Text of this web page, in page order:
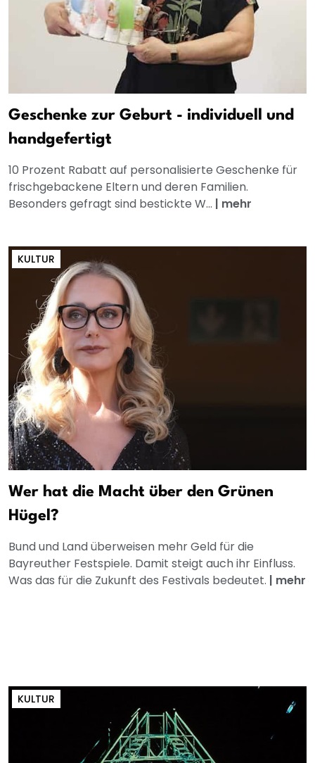
Geschenke zur Geburt - individuell und
handgefertigt
10 Prozent Rabatt auf personalisierte Geschenke für
frischgebackene Eltern und deren Familien.
Besonders gefragt sind bestickte W... | mehr
KULTUR
Wer hat die Macht über den Grünen
Hügel?
Bund und Land überweisen mehr Geld für die
Bayreuther Festspiele. Damit steigt auch ihr Einfluss.
Was das für die Zukunft des Festivals bedeutet. | mehr
KULTUR